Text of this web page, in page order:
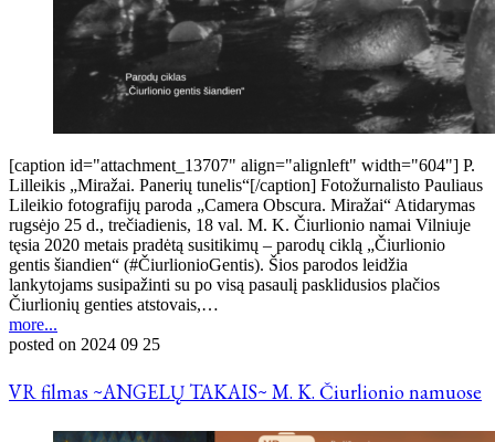
[caption id="attachment_13707" align="alignleft" width="604"] P.
Lilleikis „Miražai. Panerių tunelis“[/caption] Fotožurnalisto Pauliaus
Lileikio fotografijų paroda „Camera Obscura. Miražai“ Atidarymas
rugsėjo 25 d., trečiadienis, 18 val. M. K. Čiurlionio namai Vilniuje
tęsia 2020 metais pradėtą susitikimų – parodų ciklą „Čiurlionio
gentis šiandien“ (#ČiurlionioGentis). Šios parodos leidžia
lankytojams susipažinti su po visą pasaulį pasklidusios plačios
Čiurlionių genties atstovais,…
more...
posted on 2024 09 25
VR filmas ~ANGELŲ TAKAIS~ M. K. Čiurlionio namuose